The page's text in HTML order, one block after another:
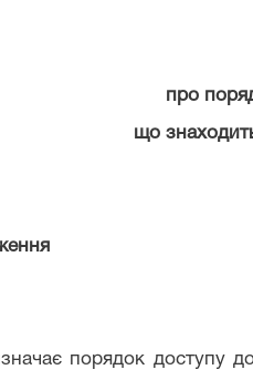
про
що
порядок доступу до